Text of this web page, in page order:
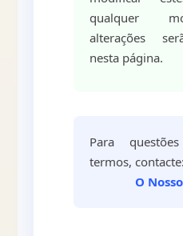
qualquer
alterações
nesta página.
Para
termos, contacte:
O